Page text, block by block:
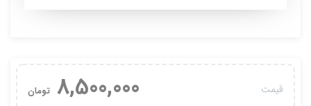
قیمت 8,500,000 تومان